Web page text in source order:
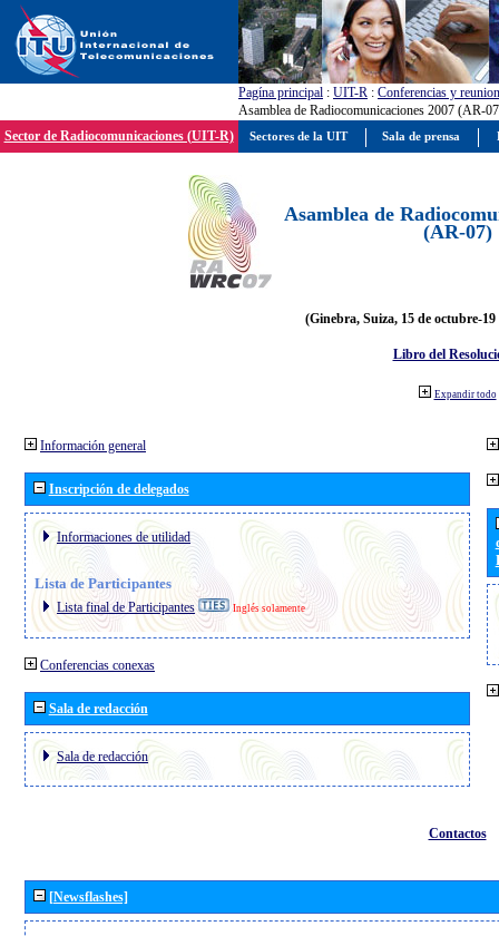
Pagína principal : UIT-R : Conferencias y
Asamblea de Radiocomunicaciones 2007 (AR-
Sector de Radiocomunicaciones (UIT-R)
Asamblea de
(AR-07)
(Ginebra, Suiza, 15 de octubre-19
Libro del
Expandir todo
Información general
Inscripción de delegados
Informaciones de utilidad
Lista de Participantes
Lista final de Participantes Inglés solamente
Conferencias conexas
Sala de redacción
Sala de redacción
Contactos
[Newsflashes]
Sectores de la UIT Sala de prensa